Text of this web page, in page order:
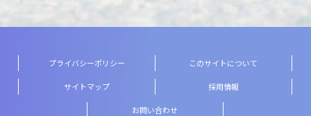
プライバシーポリシー このサイトについて
サイトマップ 採用情報
お問い合わせ